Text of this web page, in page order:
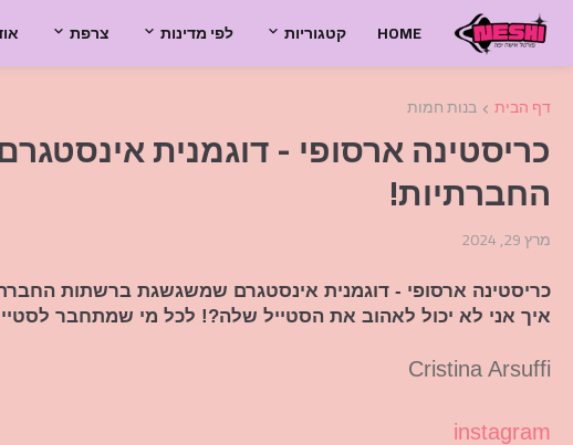
HOME קטגוריות לפי מדינות צרפת
דף הבית בנות חמות
כריסטינה ארסופי - דוגמנית
החברתיות!
מרץ 29, 2024
כריסטינה ארסופי - דוגמנית אינסטגרם שמשגשגת ברשתות
איך אני לא יכול לאהוב את הסטייל שלה?! לכל מי שמתחבר
Cristina Arsuffi
instagram